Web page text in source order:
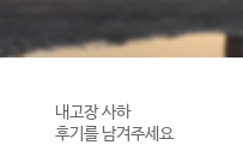
내고장 사하
후기를 남겨주세요